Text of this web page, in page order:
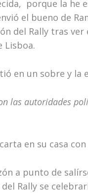
porque la he
el bueno de
del Rally tras
Lisboa.
en un sobre y la
las autoridades
en su casa
a punto de
Rally se